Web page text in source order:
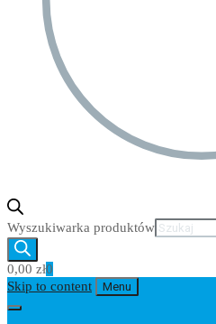
Wyszukiwarka produktów
0,00 zł0
Skip to content
Menu